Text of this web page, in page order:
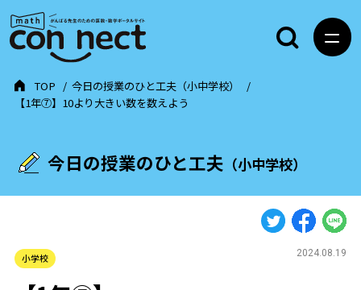
今日の授業のひと工夫 （小中学校）
TOP
今日の授業のひと工夫（小中学校）
【1年⑦】10より大きい数を数えよう
小学校 2024.08.19